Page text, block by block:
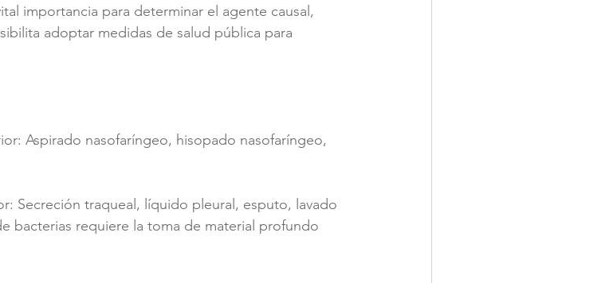
importancia para determinar el agente causal,
adoptar medidas de salud pública para
Aspirado nasofaríngeo, hisopado nasofaríngeo,
Secreción traqueal, líquido pleural, esputo, lavado
bacterias requiere la toma de material profundo